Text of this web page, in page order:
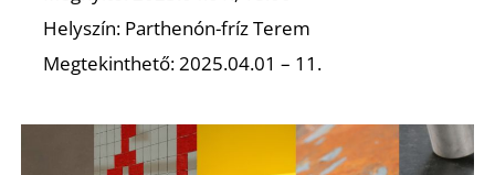
Helyszín: Parthenón-fríz Terem
Megtekinthető: 2025.04.01 – 11.